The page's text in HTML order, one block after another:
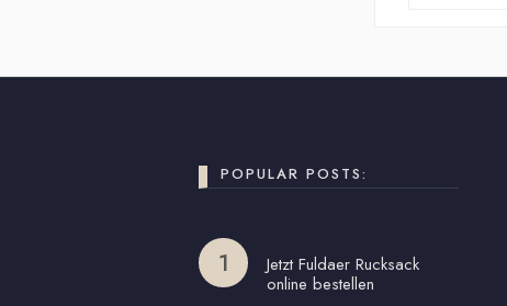
POPULAR POSTS:
Jetzt Fuldaer Rucksack
online bestellen